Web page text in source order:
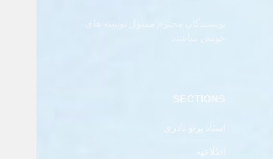
نویسندگان محترم مسؤل نوشته های
SECTIONS
استاد پرتو نادری
اطلاعیه